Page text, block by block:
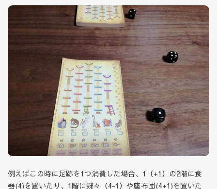
例えばこの時に足跡を1つ消費した場合、1（+1）の2階に食
器(4)を置いたり、1階に蝶々（4-1）や座布団(4+1)を置いた